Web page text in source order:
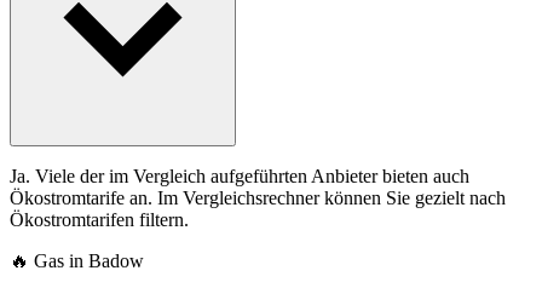
Ja. Viele der im Vergleich aufgeführten Anbieter bieten auch
Ökostromtarife an. Im Vergleichsrechner können Sie gezielt nach
Ökostromtarifen filtern.
🔥 Gas in Badow